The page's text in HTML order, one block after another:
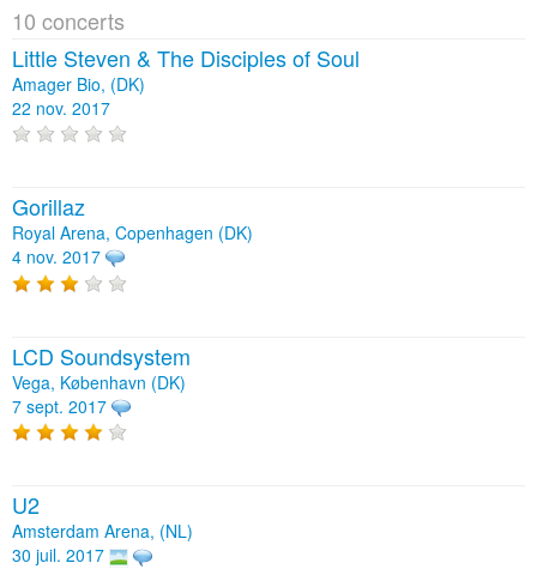
10 concerts
Little Steven & The Disciples of Soul
Amager Bio, (DK)
22 nov. 2017
Gorillaz
Royal Arena, Copenhagen (DK)
4 nov. 2017
LCD Soundsystem
Vega, København (DK)
7 sept. 2017
U2
Amsterdam Arena, (NL)
30 juil. 2017